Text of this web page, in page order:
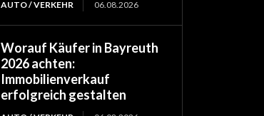
AUTO / VERKEHR 06.08.2026
Worauf Käufer in Bayreuth
2026 achten:
Immobilienverkauf
erfolgreich gestalten